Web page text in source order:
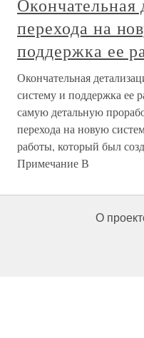
Окончательная
перехода на
поддержка ее
Окончательная
систему и поддержка ее
самую детальную
перехода на новую
работы, который был
Примечание В
О